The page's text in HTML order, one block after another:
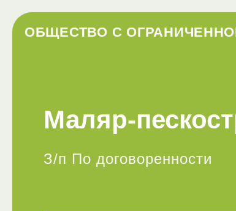
ОБЩЕСТВО С
Маляр-
З/п По договоренности